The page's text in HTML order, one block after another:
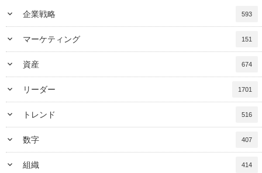
keyboard_arrow_down 企業戦略 593
keyboard_arrow_down マーケティング 151
keyboard_arrow_down 資産 674
keyboard_arrow_down リーダー 1701
keyboard_arrow_down トレンド 516
keyboard_arrow_down 数字 407
keyboard_arrow_down 組織 414